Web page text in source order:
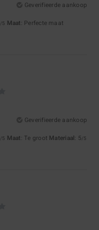
Geverifieerde aankoop
/5 Maat: Perfecte maat
Geverifieerde aankoop
/5 Maat: Te groot Materiaal: 5/5